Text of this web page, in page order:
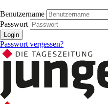
Benutzername
Passwort
Login
Passwort vergessen?